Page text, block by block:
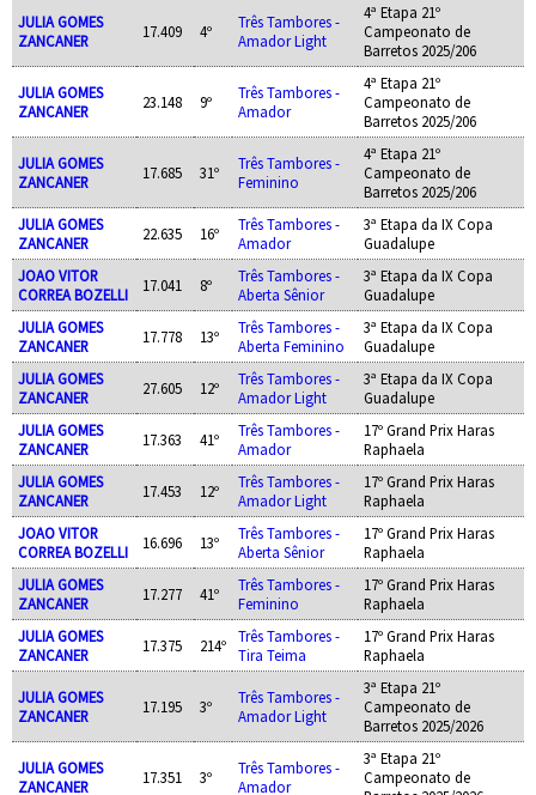
JULIA GOMES
ZANCANER
17.409 4º
Três Tambores -
Amador Light
4ª Etapa 21º
Campeonato de
Barretos 2025/206
JULIA GOMES
ZANCANER
23.148 9º
Três Tambores -
Amador
4ª Etapa 21º
Campeonato de
Barretos 2025/206
JULIA GOMES
ZANCANER
17.685 31º
Três Tambores -
Feminino
4ª Etapa 21º
Campeonato de
Barretos 2025/206
JULIA GOMES
ZANCANER
22.635 16º
Três Tambores -
Amador
3ª Etapa da IX Copa
Guadalupe
JOAO VITOR
CORREA BOZELLI
17.041 8º
Três Tambores -
Aberta Sênior
3ª Etapa da IX Copa
Guadalupe
JULIA GOMES
ZANCANER
17.778 13º
Três Tambores -
Aberta Feminino
3ª Etapa da IX Copa
Guadalupe
JULIA GOMES
ZANCANER
27.605 12º
Três Tambores -
Amador Light
3ª Etapa da IX Copa
Guadalupe
JULIA GOMES
ZANCANER
17.363 41º
Três Tambores -
Amador
17º Grand Prix Haras
Raphaela
JULIA GOMES
ZANCANER
17.453 12º
Três Tambores -
Amador Light
17º Grand Prix Haras
Raphaela
JOAO VITOR
CORREA BOZELLI
16.696 13º
Três Tambores -
Aberta Sênior
17º Grand Prix Haras
Raphaela
JULIA GOMES
ZANCANER
17.277 41º
Três Tambores -
Feminino
17º Grand Prix Haras
Raphaela
JULIA GOMES
ZANCANER
17.375 214º
Três Tambores -
Tira Teima
17º Grand Prix Haras
Raphaela
JULIA GOMES
ZANCANER
17.195 3º
Três Tambores -
Amador Light
3ª Etapa 21º
Campeonato de
Barretos 2025/2026
JULIA GOMES
ZANCANER
17.351 3º
Três Tambores -
Amador
3ª Etapa 21º
Campeonato de